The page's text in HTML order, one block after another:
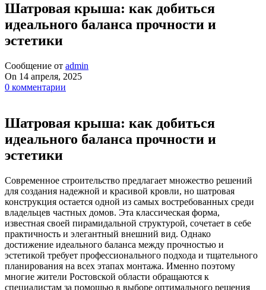
Шатровая крыша: как добиться
идеального баланса прочности и
эстетики
Сообщение от admin
On 14 апреля, 2025
0 комментарии
Шатровая крыша: как добиться
идеального баланса прочности и
эстетики
Современное строительство предлагает множество решений
для создания надежной и красивой кровли, но шатровая
конструкция остается одной из самых востребованных среди
владельцев частных домов. Эта классическая форма,
известная своей пирамидальной структурой, сочетает в себе
практичность и элегантный внешний вид. Однако
достижение идеального баланса между прочностью и
эстетикой требует профессионального подхода и тщательного
планирования на всех этапах монтажа. Именно поэтому
многие жители Ростовской области обращаются к
специалистам за помощью в выборе оптимального решения